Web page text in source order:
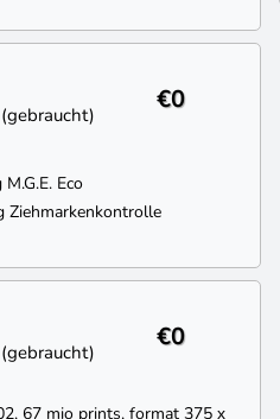
€0
Eco
Ziehmarkenkontrolle
€0
67 mio prints, format 375 х